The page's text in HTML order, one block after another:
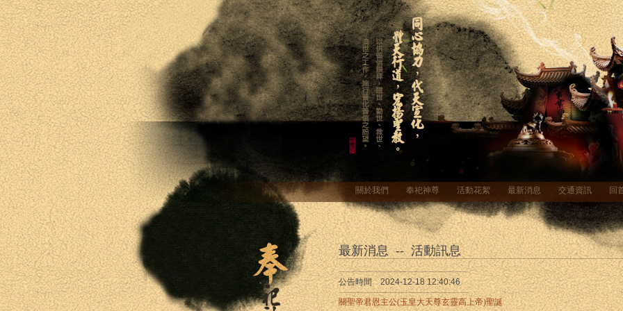
關於我們 奉祀神尊 活動花絮 最新消息 交通資訊 回
最新消息 -- 活動訊息
公告時間 2024-12-18 12:40:46
關聖帝君恩主公(玉皇大天尊玄靈高上帝)聖誕